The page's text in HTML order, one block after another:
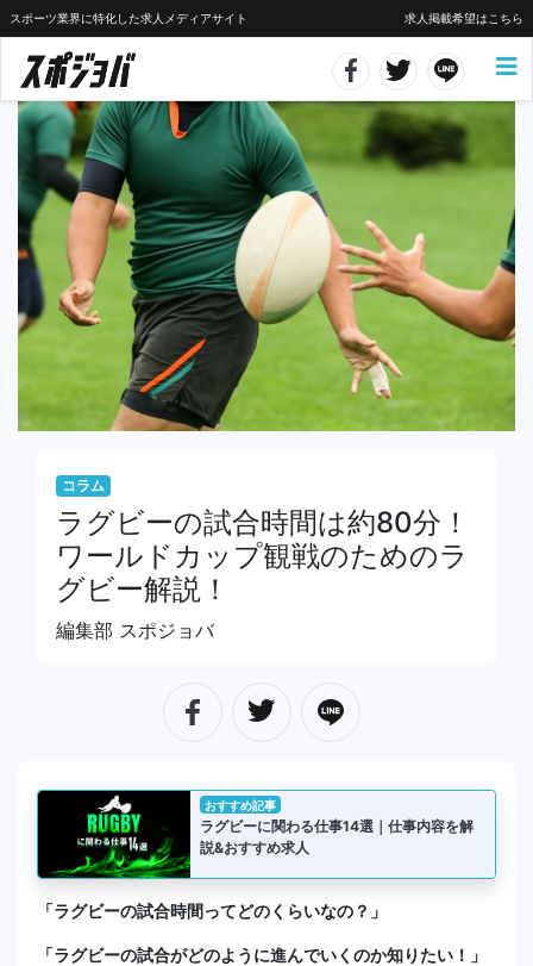
スポーツ業界に特化した求人メディアサイト 求人掲載希望はこちら
コラム
ラグビーの試合時間は約80分！
ワールドカップ観戦のためのラ
グビー解説！
編集部 スポジョバ
おすすめ記事
ラグビーに関わる仕事14選｜仕事内容を解
説&おすすめ求人
「ラグビーの試合時間ってどのくらいなの？」
「ラグビーの試合がどのように進んでいくのか知りたい！」